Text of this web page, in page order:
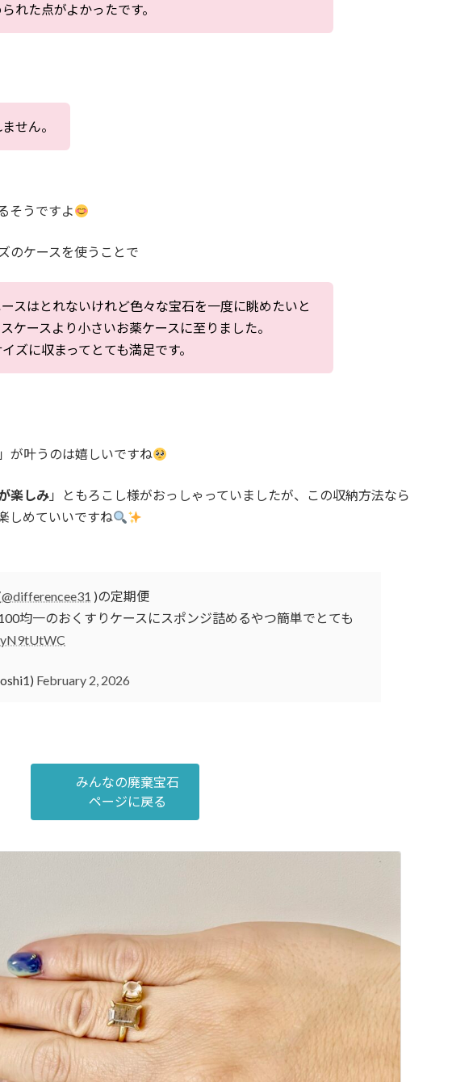
れた点がよかったです。
せん。
そうですよ
のケースを使うことで
スはとれないけれど色々な宝石を一度に眺めたいと
ケースより小さいお薬ケースに至りました。
ズに収まってとても満足です。
」が叶うのは嬉しいですね
楽しみ 」ともろこし様がおっしゃっていましたが、この収納方法なら
しめていいですね
@differencee31 )の定期便
均一のおくすりケースにスポンジ詰めるやつ簡単でとても
February 2, 2026
みんなの廃棄宝石
ページに戻る